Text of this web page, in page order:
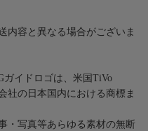
内容と異なる場合がございま
ガイドロゴは、米国TiVo
社の日本国内における商標ま
・写真等あらゆる素材の無断